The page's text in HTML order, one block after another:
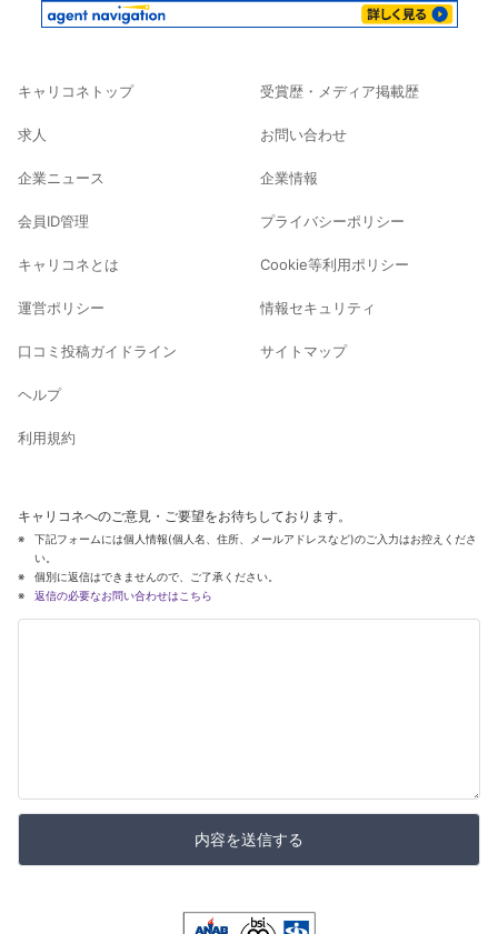
キャリコネトップ
求人
企業ニュース
会員ID管理
キャリコネとは
運営ポリシー
口コミ投稿ガイドライン
ヘルプ
利用規約
受賞歴・メディア掲載歴
お問い合わせ
企業情報
プライバシーポリシー
Cookie等利用ポリシー
情報セキュリティ
サイトマップ
キャリコネへのご意見・ご要望をお待ちしております。
下記フォームには個人情報(個人名、住所、メールアドレスなど)のご入力はお控えくださ
い。
個別に返信はできませんので、ご了承ください。
返信の必要なお問い合わせはこちら
内容を送信する